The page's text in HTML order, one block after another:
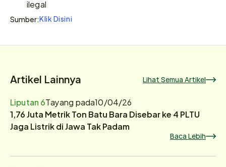
ilegal
Sumber:Klik Disini
Artikel Lainnya Lihat Semua Artikel
Liputan 6Tayang pada10/04/26
1,76 Juta Metrik Ton Batu Bara Disebar ke 4 PLTU
Jaga Listrik di Jawa Tak Padam
Baca Lebih